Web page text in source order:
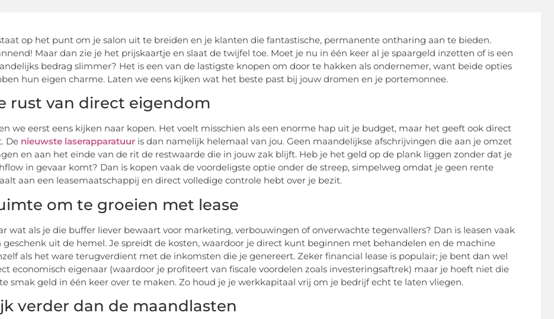
op het punt om je salon uit te breiden en je klanten die fantastische, permanente ontharing aan te bieden.
Maar dan zie je het prijskaartje en slaat de twijfel toe. Moet je nu in één keer al je spaargeld inzetten of is een
bedrag slimmer? Het is een van de lastigste knopen om door te hakken als ondernemer, want beide opties
hun eigen charme. Laten we eens kijken wat het beste past bij jouw dromen en je portemonnee.
rust van direct eigendom
we eerst eens kijken naar kopen. Het voelt misschien als een enorme hap uit je budget, maar het geeft ook direct
De nieuwste laserapparatuur is dan namelijk helemaal van jou. Geen maandelijkse afschrijvingen die aan je omzet
en aan het einde van de rit de restwaarde die in jouw zak blijft. Heb je het geld op de plank liggen zonder dat je
in gevaar komt? Dan is kopen vaak de voordeligste optie onder de streep, simpelweg omdat je geen rente
aan een leasemaatschappij en direct volledige controle hebt over je bezit.
om te groeien met lease
wat als je die buffer liever bewaart voor marketing, verbouwingen of onverwachte tegenvallers? Dan is leasen vaak
geschenk uit de hemel. Je spreidt de kosten, waardoor je direct kunt beginnen met behandelen en de machine
als het ware terugverdient met de inkomsten die je genereert. Zeker financial lease is populair; je bent dan wel
economisch eigenaar (waardoor je profiteert van fiscale voordelen zoals investeringsaftrek) maar je hoeft niet die
smak geld in één keer over te maken. Zo houd je je werkkapitaal vrij om je bedrijf echt te laten vliegen.
verder dan de maandlasten